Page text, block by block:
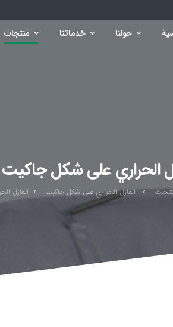
حولنا خدماتنا منتجات
الحراري على شكل
العازل الحراري على شكل جاكيت العازل